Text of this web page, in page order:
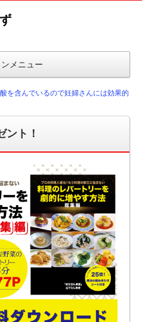
ンメニュー
を含んでいるので妊婦さんには効果的
ント！